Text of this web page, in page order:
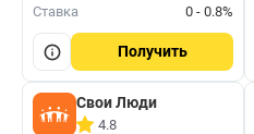
Ставка
0 - 0.8%
Получить
Свои Люди
4.8